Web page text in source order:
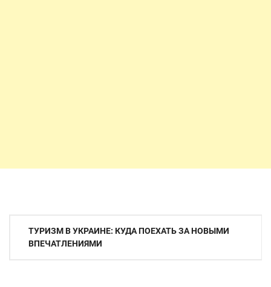
Навигация
ТУРИЗМ В УКРАИНЕ: КУДА ПОЕХАТЬ ЗА НОВЫМИ
ВПЕЧАТЛЕНИЯМИ